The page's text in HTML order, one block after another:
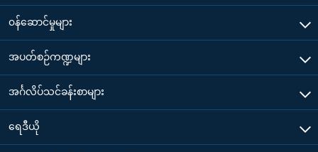
၀န်ဆောင်မှုများ
အပတ်စဉ်ကဏ္ဍများ
အင်္ဂလိပ်သင်ခန်းစာများ
ရေဒီယို